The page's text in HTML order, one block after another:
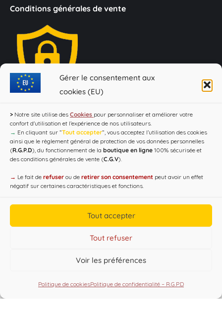
Gérer le consentement aux
cookies (EU)
> Notre site utilise des Cookies pour personnaliser et améliorer votre
confort d'utilisation et l’expérience de nos utilisateurs.
→ En cliquant sur ”Tout accepter”, vous acceptez l’utilisation des cookies
ainsi que le règlement général de protection de vos données personnelles
(R.G.P.D), du fonctionnement de la boutique en ligne 100% sécurisée et
des conditions générales de vente (C.G.V).
→ Le fait de refuser ou de retirer son consentement peut avoir un effet
négatif sur certaines caractéristiques et fonctions.
Tout accepter
Tout refuser
Voir les préférences
Politique de cookiesPolitique de confidentialité – R.G.P.D
Conditions générales de vente
consommer avec modération !"
Copyright CAP'C 2019
Designed byWEB3-DESIGN